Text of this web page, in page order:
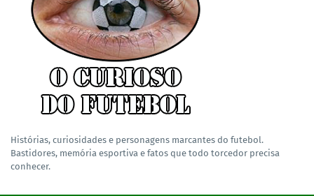
Histórias, curiosidades e personagens marcantes do futebol.
Bastidores, memória esportiva e fatos que todo torcedor precisa
conhecer.